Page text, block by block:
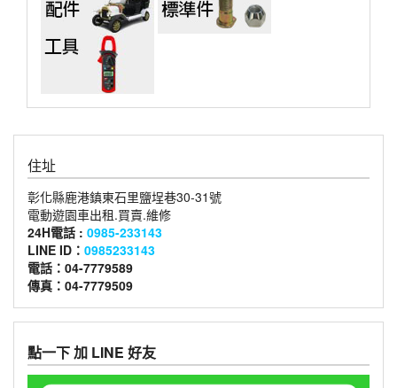
住址
彰化縣鹿港鎮東石里鹽埕巷30-31號
電動遊園車出租.買賣.維修
24H電話 : 0985-233143
LINE ID： 0985233143
電話：04-7779589
傳真：04-7779509
點一下 加 LINE 好友